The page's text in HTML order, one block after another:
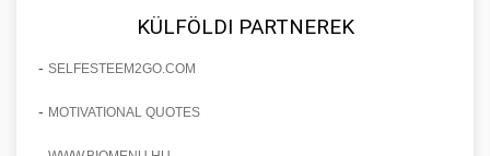
KÜLFÖLDI PARTNEREK
- SELFESTEEM2GO.COM
- MOTIVATIONAL QUOTES